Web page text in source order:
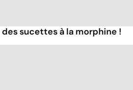
sucettes à la morphine !